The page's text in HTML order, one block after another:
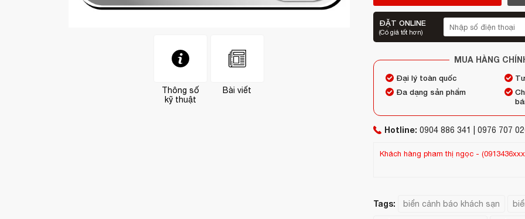
Thông số
kỹ thuật
Bài viết
ĐẶT ONLINE
(Có giá tốt hơn)
MUA HÀNG
Đại lý toàn quốc
Đa dạng sản phẩm
Hotline: 0904 886 341 | 0976 707
Khách hàng Shop Thúy-(0944604xxx)đã
Tags: biển cảnh báo khách sạn